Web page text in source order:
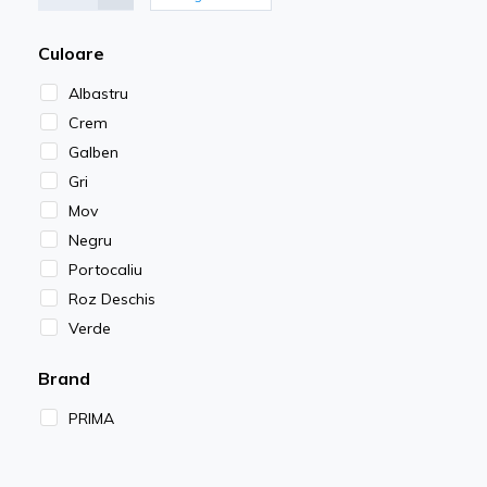
la diferite tipuri de tratamente.
Branule, microperfuzoare si alte solutii pentru
proceduri medicale controlate
Cum se aleg produsele potrivite din gama de branule,
microperfuzoare si accesorii?
Alegerea produselor tine cont de specificul procedurii,
modul de administrare sau recoltare si cerintele de precizie
implicate. Gama disponibila permite selectarea solutiilor
interventii medicale.
Culoare
Albastru
Crem
Galben
Gri
Mov
Negru
Portocaliu
Roz Deschis
Verde
Brand
PRIMA